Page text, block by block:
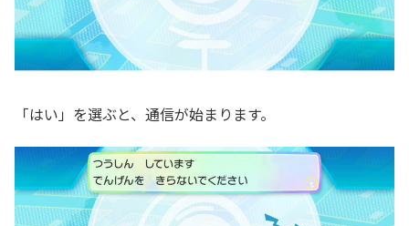
「はい」を選ぶと、通信が始まります。